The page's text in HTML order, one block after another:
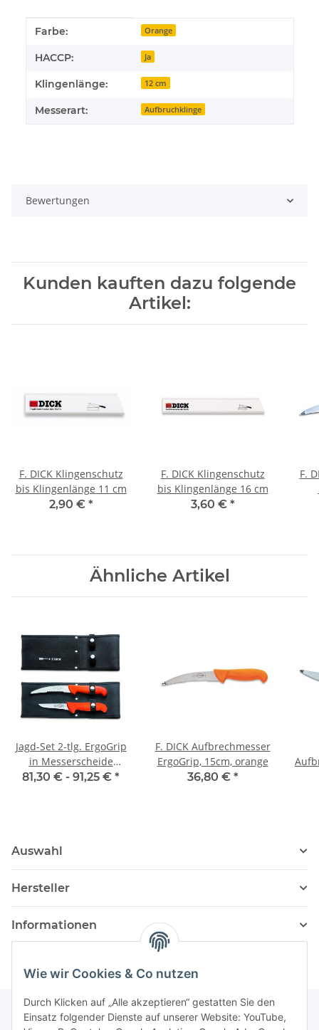
Wie wir Cookies & Co nutzen
Durch Klicken auf „Alle akzeptieren“ gestatten Sie den
Einsatz folgender Dienste auf unserer Website: YouTube,
Produkteigenschaft
Wert
Farbe: Orange
HACCP: Ja
Klingenlänge: 12 cm
Messerart: Aufbruchklinge
Bewertungen
Kunden kauften dazu folgende
Artikel:
F. DICK Klingenschutz
bis Klingenlänge 11 cm
2,90 € *
F. DICK Klingenschutz
bis Klingenlänge 16 cm
3,60 € *
F.
Ähnliche Artikel
Jagd-Set 2-tlg. ErgoGrip
in Messerscheide
antislip von F. Dick
81,30 € - 91,25 € *
F. DICK Aufbrechmesser
ErgoGrip, 15cm, orange
36,80 € *
Auswahl
Hersteller
Informationen